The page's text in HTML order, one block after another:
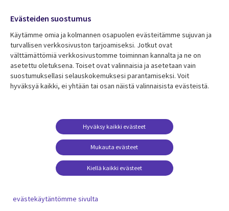
Resurssikeskus
Library
FINLAND
Asiakastarinat
Lisätietoa
Legal
Tietosuoja
Käyttöehdot
Yhteystiedot
Evästeasetuksesi
Media
FINLAND
Evästeiden suostumus
Käytämme omia ja kolmannen osapuolen evästeitämme sujuvan ja
turvallisen verkkosivuston tarjoamiseksi. Jotkut ovat
välttämättömiä verkkosivustomme toiminnan kannalta ja ne on
asetettu oletuksena. Toiset ovat valinnaisia ​​ja asetetaan vain
suostumuksellasi selauskokemuksesi parantamiseksi. Voit
hyväksyä kaikki, ei yhtään tai osan näistä valinnaisista evästeistä.
Mukauta evästeet
Hyväksy kaikki evästeet
Kiellä kaikki evästeet
evästekäytäntömme sivulta